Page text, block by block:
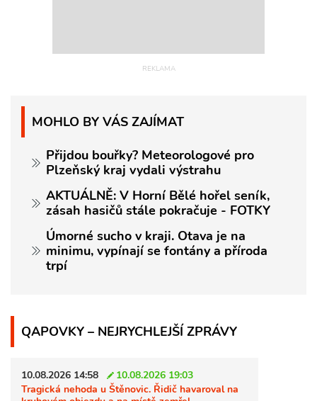
MOHLO BY VÁS ZAJÍMAT
Přijdou bouřky? Meteorologové pro
Plzeňský kraj vydali výstrahu
AKTUÁLNĚ: V Horní Bělé hořel seník,
zásah hasičů stále pokračuje - FOTKY
Úmorné sucho v kraji. Otava je na
minimu, vypínají se fontány a příroda
trpí
QAPOVKY – NEJRYCHLEJŠÍ ZPRÁVY
10.08.2026 14:58
10.08.2026 19:03
Tragická nehoda u Štěnovic. Řidič havaroval na